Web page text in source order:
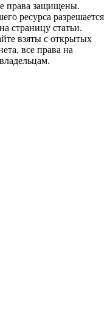
права защищены.
ресурса разрешается
страницу статьи.
взяты с открытых
все права на